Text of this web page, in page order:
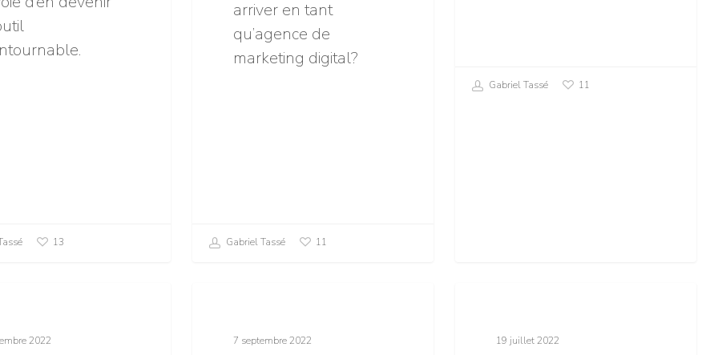
13
arriver en tant
qu’agence de
marketing digital?
Gabriel Tassé 11
Gabriel Tassé 11
2022
Horizon7 septembre 2022
Semaine19 juillet 2022